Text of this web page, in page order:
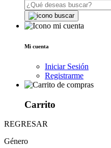
Mi cuenta
Iniciar Sesión
Registrarme
Carrito
REGRESAR
Género